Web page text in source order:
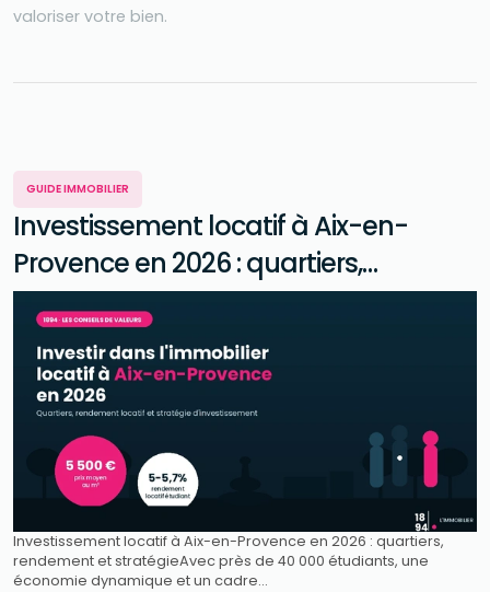
valoriser votre bien.
GUIDE IMMOBILIER
Investissement locatif à Aix-en-
Provence en 2026 : quartiers,
rendement et stratégie
Investissement locatif à Aix-en-Provence en 2026 : quartiers,
rendement et stratégieAvec près de 40 000 étudiants, une
économie dynamique et un cadre...